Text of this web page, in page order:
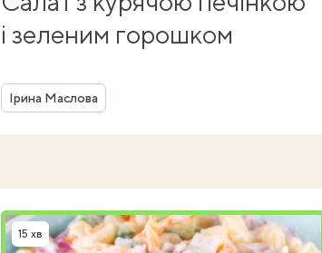
і зеленим горошком
Автор
Ірина Маслова
Час приготування
15 хв